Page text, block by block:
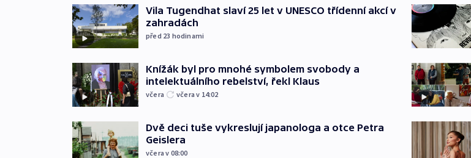
Vila Tugendhat slaví 25 let v UNESCO třídenní akcí v
zahradách
před 23 hodinami
Knížák byl pro mnohé symbolem svobody a
intelektuálního rebelství, řekl Klaus
včera včera v 14:02
Dvě deci tuše vykreslují japanologa a otce Petra
Geislera
včera v 08:00